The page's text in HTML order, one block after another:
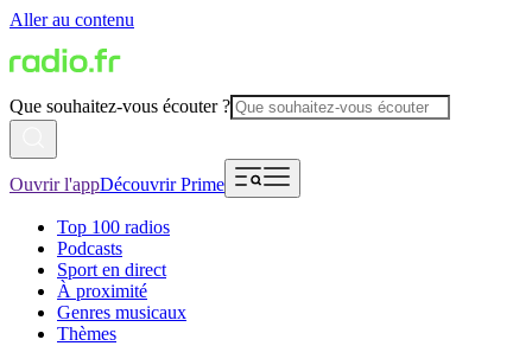
Aller au contenu
Que souhaitez-vous écouter ?
Ouvrir l'appDécouvrir Prime
Top 100 radios
Podcasts
Sport en direct
À proximité
Genres musicaux
Thèmes